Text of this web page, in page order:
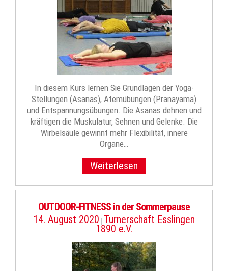
In diesem Kurs lernen Sie Grundlagen der Yoga-
Stellungen (Asanas), Atemübungen (Pranayama)
und Entspannungsübungen. Die Asanas dehnen und
kräftigen die Muskulatur, Sehnen und Gelenke. Die
Wirbelsäule gewinnt mehr Flexibilität, innere
Organe…
Weiterlesen
OUTDOOR-FITNESS in der Sommerpause
14. August 2020 | Turnerschaft Esslingen
1890 e.V.